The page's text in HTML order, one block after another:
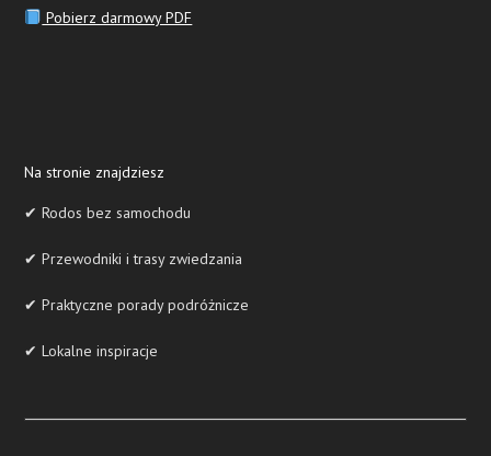
Pobierz darmowy PDF
Na stronie znajdziesz
✔ Rodos bez samochodu
✔ Przewodniki i trasy zwiedzania
✔ Praktyczne porady podróżnicze
✔ Lokalne inspiracje